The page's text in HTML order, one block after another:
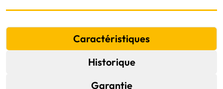
Caractéristiques
Historique
Garantie